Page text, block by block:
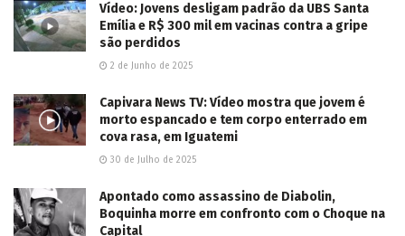
Vídeo: Jovens desligam padrão da UBS Santa
Emília e R$ 300 mil em vacinas contra a gripe
são perdidos
2 de Junho de 2025
Capivara News TV: Vídeo mostra que jovem é
morto espancado e tem corpo enterrado em
cova rasa, em Iguatemi
30 de Julho de 2025
Apontado como assassino de Diabolin,
Boquinha morre em confronto com o Choque na
Capital